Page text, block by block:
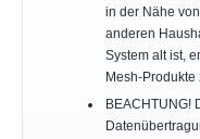
in der Nähe
anderen
System alt ist,
Mesh-Produkte
BEACHTUNG!